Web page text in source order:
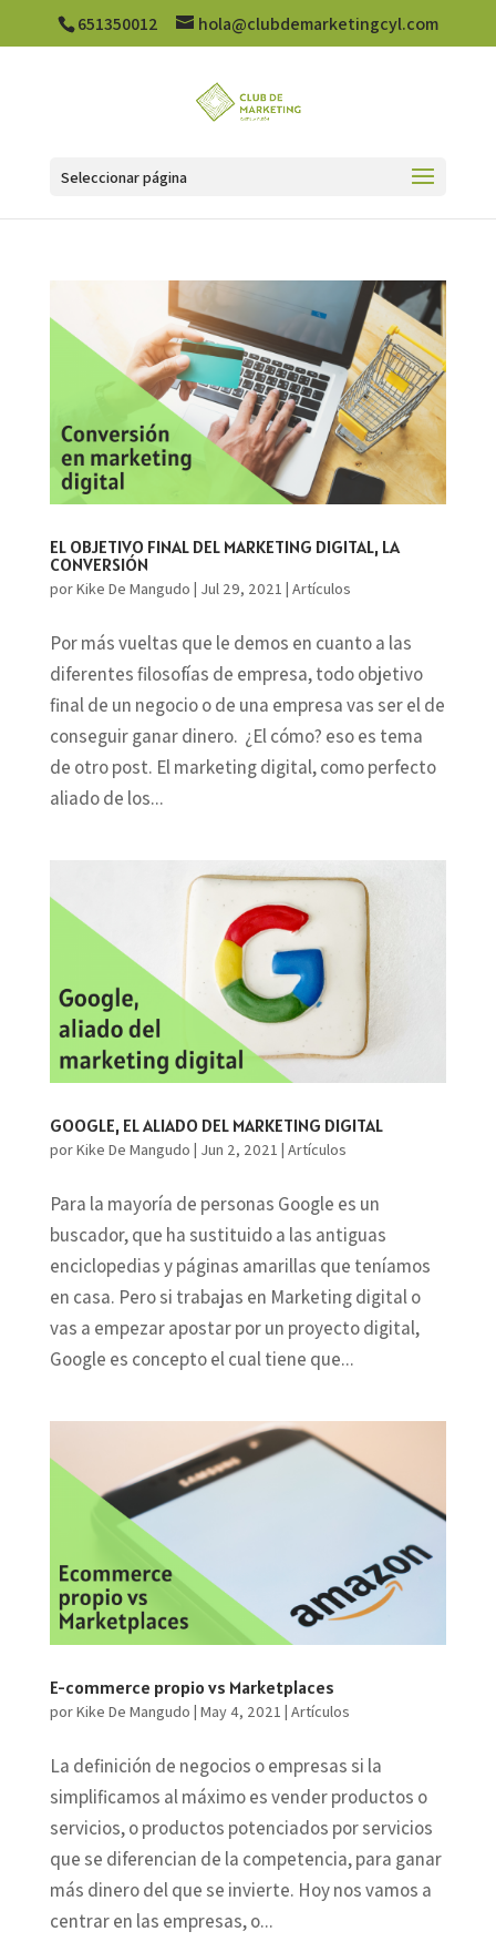
651350012 hola@clubdemarketingcyl.com
Seleccionar página
EL OBJETIVO FINAL DEL MARKETING DIGITAL, LA
CONVERSIÓN
porKike De Mangudo | Jul 29, 2021 | Artículos
Por más vueltas que le demos en cuanto a las
diferentes filosofías de empresa, todo objetivo
final de un negocio o de una empresa vas ser el de
conseguir ganar dinero. ¿El cómo? eso es tema
de otro post. El marketing digital, como perfecto
aliado de los...
GOOGLE, EL ALIADO DEL MARKETING DIGITAL
porKike De Mangudo | Jun 2, 2021 | Artículos
Para la mayoría de personas Google es un
buscador, que ha sustituido a las antiguas
enciclopedias y páginas amarillas que teníamos
en casa. Pero si trabajas en Marketing digital o
vas a empezar apostar por un proyecto digital,
Google es concepto el cual tiene que...
E-commerce propio vs Marketplaces
porKike De Mangudo | May 4, 2021 | Artículos
La definición de negocios o empresas si la
simplificamos al máximo es vender productos o
servicios, o productos potenciados por servicios
que se diferencian de la competencia, para ganar
más dinero del que se invierte. Hoy nos vamos a
centrar en las empresas, o...